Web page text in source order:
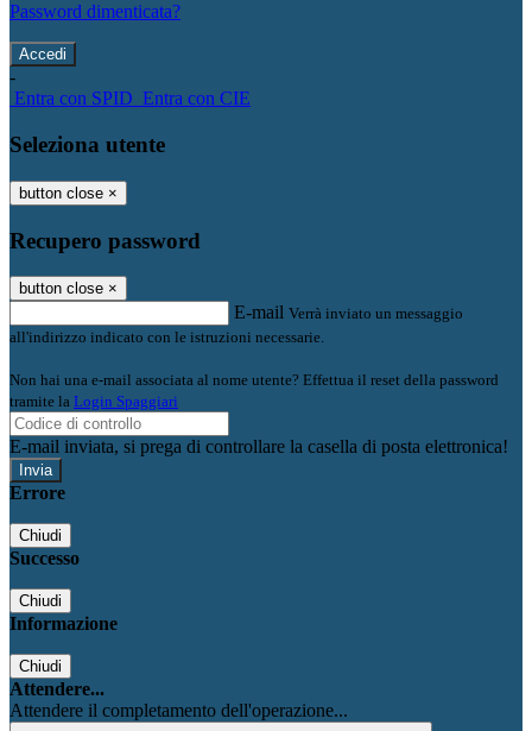
Password dimenticata?
-
Entra con SPID Entra con CIE
Seleziona utente
button close ×
Recupero password
button close ×
E-mail Verrà inviato un messaggio
all'indirizzo indicato con le istruzioni necessarie.
Non hai una e-mail associata al nome utente? Effettua il reset della password
tramite la Login Spaggiari
E-mail inviata, si prega di controllare la casella di posta elettronica!
Errore
Chiudi
Successo
Chiudi
Informazione
Chiudi
Attendere...
Attendere il completamento dell'operazione...